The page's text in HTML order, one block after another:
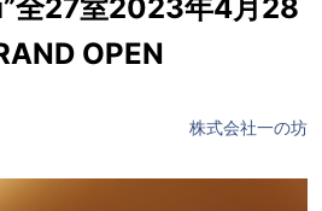
全27室2023年4月28
OPEN
株式会社一の坊